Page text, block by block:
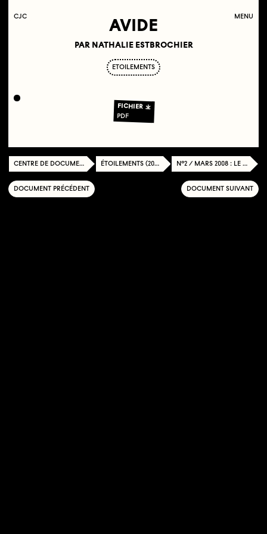
COLLECTIF
JEUNE
C MENU
AVIDE
PAR NATHALIE ESTBROCHIER
ETOILEMENTS
FICHIER
PDF
DOCUMENT PRÉCÉDENT DOCUMENT SUIVANT
CENTRE DE DOCUMENTATION ÉTOILEMENTS (2007-2010) N°2 / MARS 2008 : LE DEVENIR